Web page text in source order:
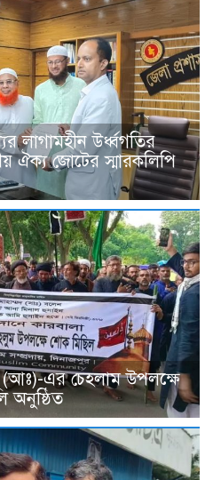
লাগামহীন উর্ধ্বগতির
ঐক্য জোটের স্মারকলিপি
এর চেহলাম উপলক্ষে
অনুষ্ঠিত